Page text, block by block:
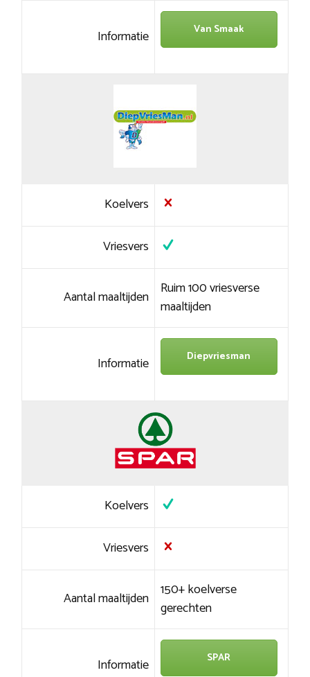
Informatie Van Smaak
Koelvers
Vriesvers
Aantal maaltijden Ruim 100 vriesverse
maaltijden
Informatie Diepvriesman
Koelvers
Vriesvers
Aantal maaltijden 150+ koelverse
gerechten
Informatie SPAR